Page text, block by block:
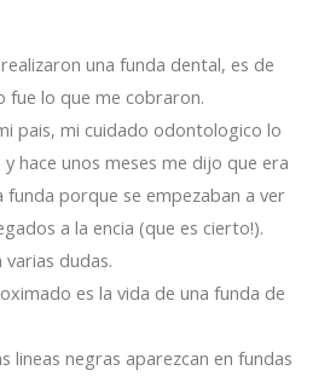
una funda dental, es de
fue lo que me cobraron.
pais, mi cuidado odontologico lo
hace unos meses me dijo que era
porque se empezaban a ver
a la encia (que es cierto!).
dudas.
es la vida de una funda de
lineas negras aparezcan en fundas